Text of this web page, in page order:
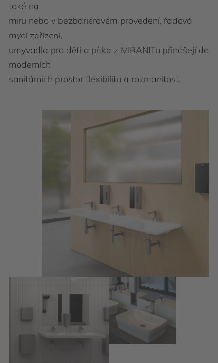
také na
míru nebo v bezbariérovém provedení, řadová
mycí zařízení,
umyvadla pro děti a pítka z MIRANITu přinášejí do
moderních
sanitárních prostor flexibilitu a rozmanitost.